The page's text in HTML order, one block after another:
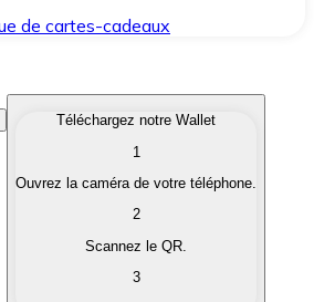
de cartes-cadeaux
qui vous intéressent
cryptomonnaies en monnaie
Téléchargez notre Wallet
1
Ouvrez la caméra de votre téléphone.
2
Scannez le QR.
3